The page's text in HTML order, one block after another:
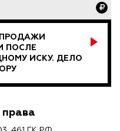
ПОСЛЕ
ИСКУ. ДЕЛО